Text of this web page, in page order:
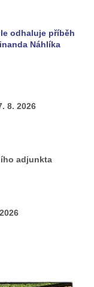
odhaluje příběh
Náhlíka
8. 2026
adjunkta